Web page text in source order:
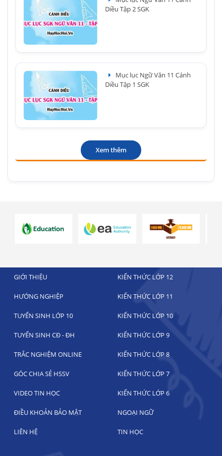
Diều Tập 2 SGK
Mục lục Ngữ Văn 11 Cánh
Diều Tập 1 SGK
Xem thêm
GIỚI THIỆU KIẾN THỨC LỚP 12
HƯỚNG NGHIỆP KIẾN THỨC LỚP 11
TUYỂN SINH LỚP 10 KIẾN THỨC LỚP 10
TUYỂN SINH CĐ - ĐH KIẾN THỨC LỚP 9
TRẮC NGHIỆM ONLINE KIẾN THỨC LỚP 8
GÓC CHIA SẺ HSSV KIẾN THỨC LỚP 7
VIDEO TIN HỌC KIẾN THỨC LỚP 6
ĐIỀU KHOẢN BẢO MẬT NGOẠI NGỮ
LIÊN HỆ TIN HỌC